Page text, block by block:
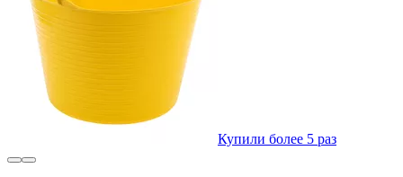
Купили более 5 раз